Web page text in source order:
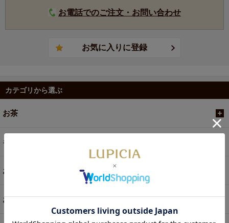
お電話でのご注文・お問い合わせ
カテゴリから選ぶ
お茶
ギフト
お菓子・食品・飲料
お買い得商品